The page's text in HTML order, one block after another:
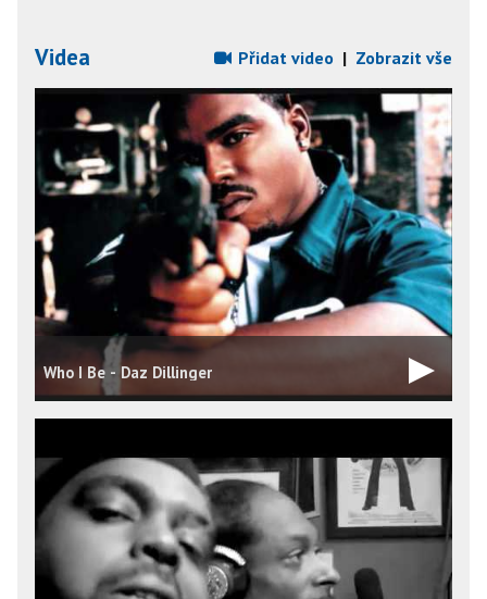
Videa Přidat video | Zobrazit vše
Who I Be - Daz Dillinger